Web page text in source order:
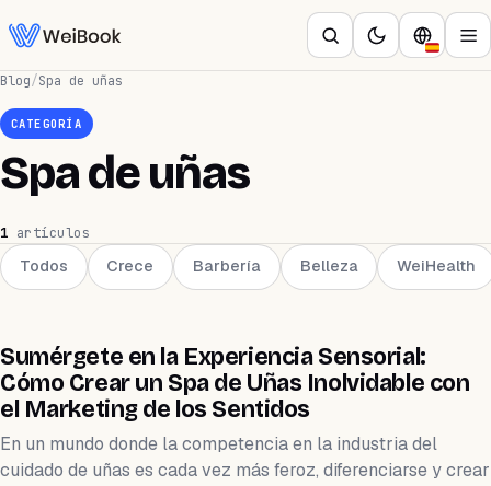
Blog/Spa de uñas
CATEGORÍA
Spa de uñas
1 artículos
Todos Crece Barbería Belleza WeiHealth
MARKETING
Sumérgete en la Experiencia Sensorial:
Cómo Crear un Spa de Uñas Inolvidable con
el Marketing de los Sentidos
En un mundo donde la competencia en la industria del
cuidado de uñas es cada vez más feroz, diferenciarse y crear